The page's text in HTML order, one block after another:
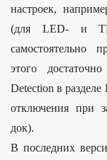
настроек,
(для LED- и
самостоятельно
этого
Detection в
отключения при
док).
В последних